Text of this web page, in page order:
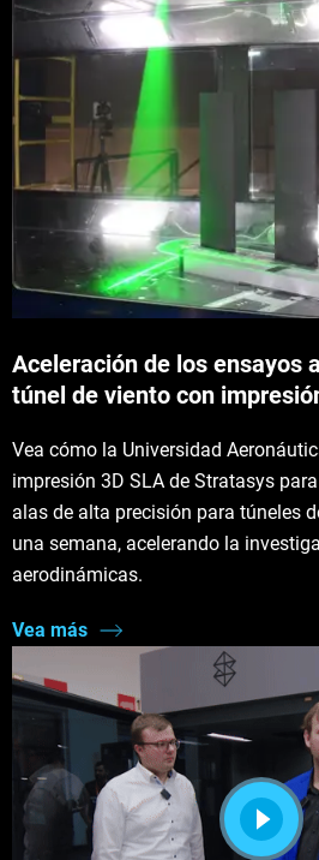
Aceleración de los ensayos
túnel de viento con
Vea cómo la Universidad
impresión 3D SLA de Stratasys
alas de alta precisión para túneles
una semana, acelerando la
aerodinámicas.
Vea más